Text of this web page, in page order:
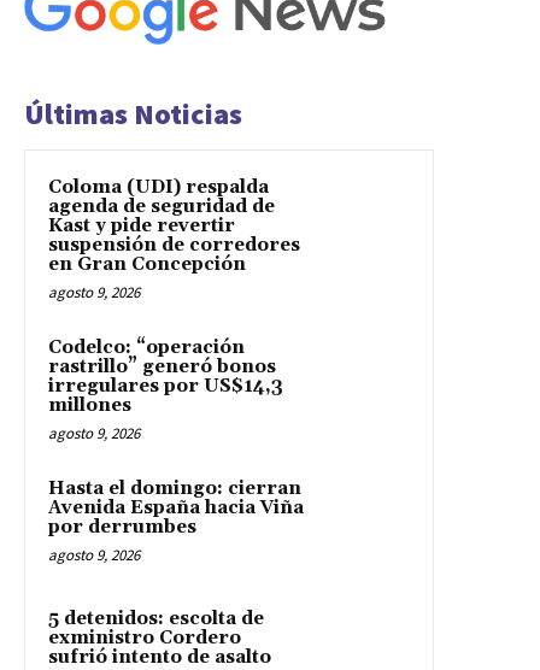
Últimas Noticias
Coloma (UDI) respalda
agenda de seguridad de
Kast y pide revertir
suspensión de corredores
en Gran Concepción
agosto 9, 2026
Codelco: “operación
rastrillo” generó bonos
irregulares por US$14,3
millones
agosto 9, 2026
Hasta el domingo: cierran
Avenida España hacia Viña
por derrumbes
agosto 9, 2026
5 detenidos: escolta de
exministro Cordero
sufrió intento de asalto